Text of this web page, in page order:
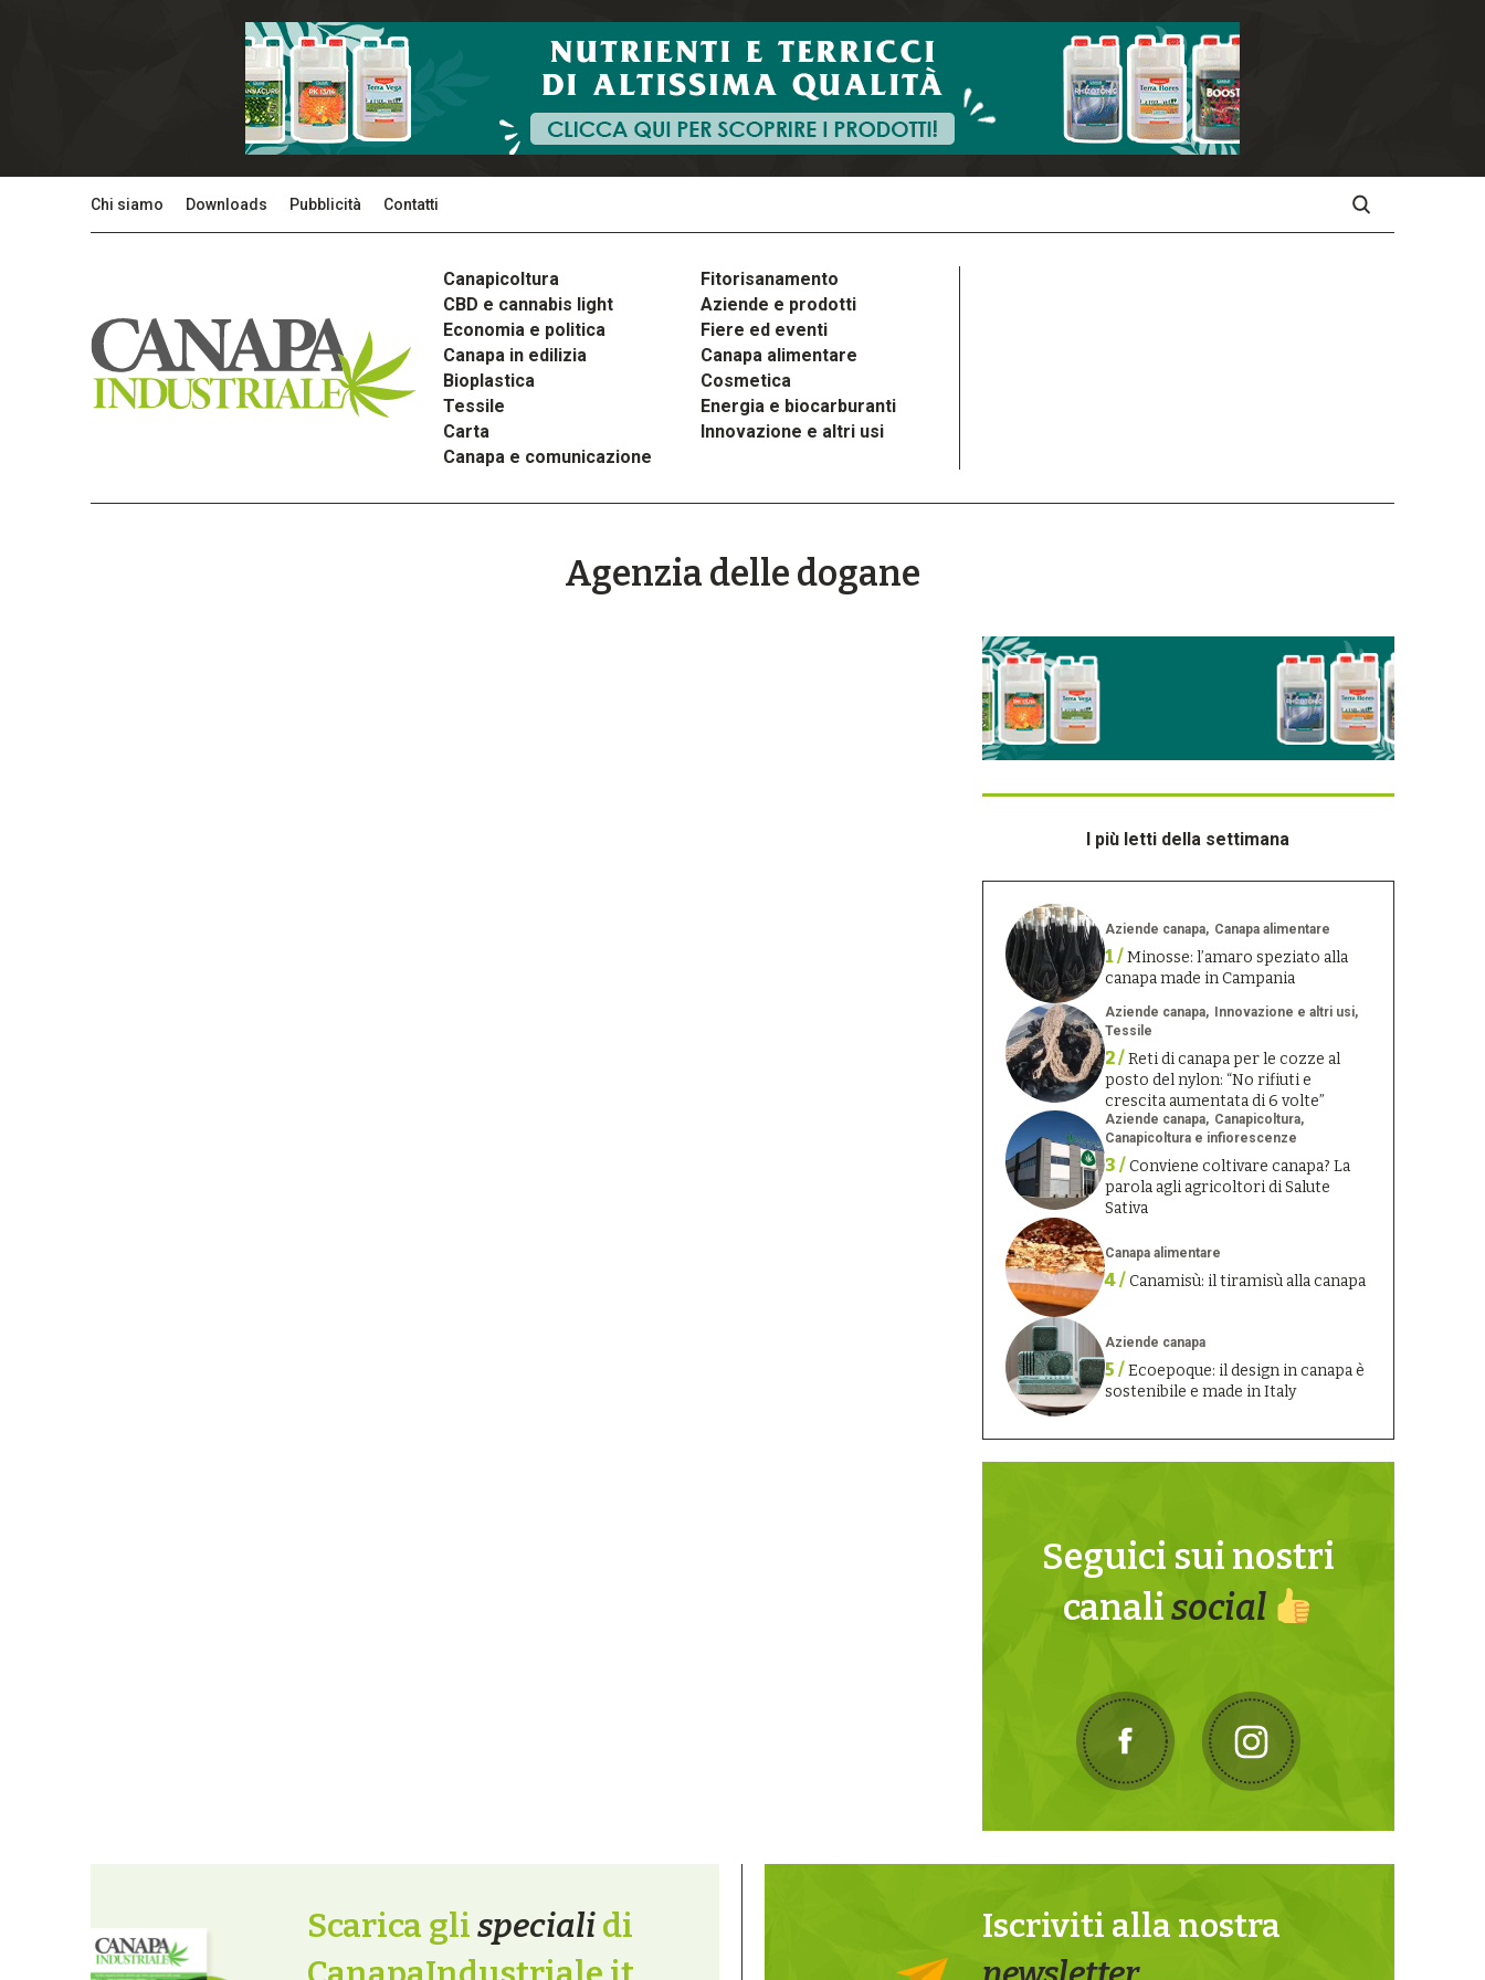
Chi siamo Downloads Pubblicità Contatti
Canapicoltura
Fitorisanamento
CBD e cannabis light
Aziende e prodotti
Economia e politica
Fiere ed eventi
Canapa in edilizia
Canapa alimentare
Bioplastica
Cosmetica
Tessile
Energia e biocarburanti
Carta
Innovazione e altri usi
Canapa e comunicazione
Agenzia delle dogane
I più letti della settimana
Aziende canapa Canapa alimentare
1 /Minosse: l’amaro speziato alla
canapa made in Campania
Aziende canapa
Innovazione e altri usi
Tessile
2 /Reti di canapa per le cozze al
posto del nylon: “No rifiuti e
crescita aumentata di 6 volte”
Aziende canapa
Canapicoltura
Canapicoltura e infiorescenze
3 /Conviene coltivare canapa? La
parola agli agricoltori di Salute
Sativa
Canapa alimentare
4 /Canamisù: il tiramisù alla canapa
Aziende canapa
5 /Ecoepoque: il design in canapa è
sostenibile e made in Italy
Seguici sui nostri
canalisocial
Scarica glispecialidi
Iscriviti alla nostra